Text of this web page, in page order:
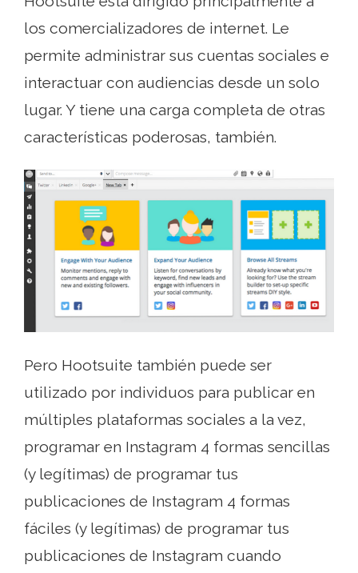
los comercializadores de internet. Le
permite administrar sus cuentas sociales e
interactuar con audiencias desde un solo
lugar. Y tiene una carga completa de otras
características poderosas, también.
Pero Hootsuite también puede ser
utilizado por individuos para publicar en
múltiples plataformas sociales a la vez,
programar en Instagram 4 formas sencillas
(y legítimas) de programar tus
publicaciones de Instagram 4 formas
fáciles (y legítimas) de programar tus
publicaciones de Instagram cuando